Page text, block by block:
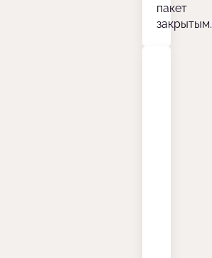
пакет
закрытым.